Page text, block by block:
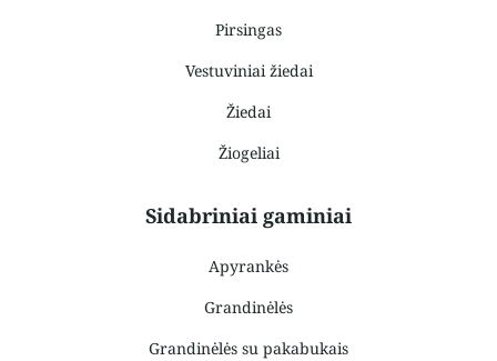
Pirsingas
Vestuviniai žiedai
Žiedai
Žiogeliai
Sidabriniai gaminiai
Apyrankės
Grandinėlės
Grandinėlės su pakabukais